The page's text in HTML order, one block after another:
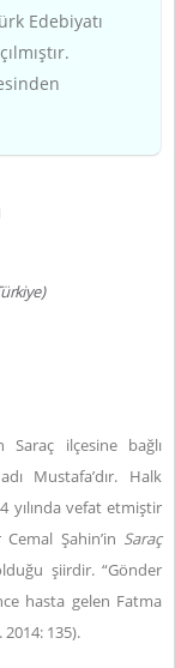
Edebiyatı
Saraç ilçesine bağlı
Mustafa’dır. Halk
yılında vefat etmiştir
Şahin’in Saraç
şiirdir. “Gönder
hasta gelen Fatma
135).